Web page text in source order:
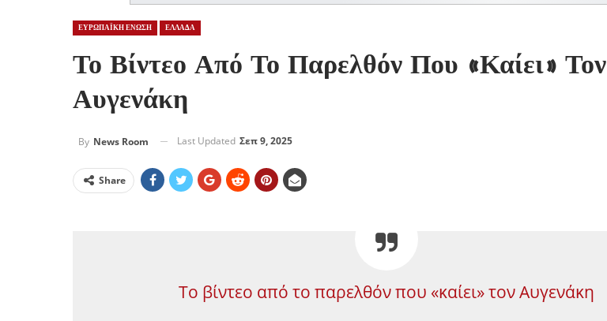
ΕΥΡΩΠΑΪΚΗ ΕΝΩΣΗ ΕΛΛΑΔΑ
Το Βίντεο Από Το Παρελθόν Που «καίει» Τον
Αυγενάκη
By News Room Last Updated Σεπ 9, 2025
Share
Το βίντεο από το παρελθόν που «καίει» τον Αυγενάκη